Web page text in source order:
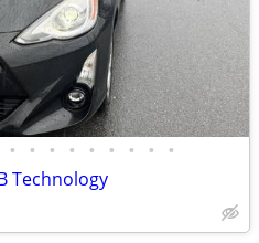
• • • • • • • • •
Technology